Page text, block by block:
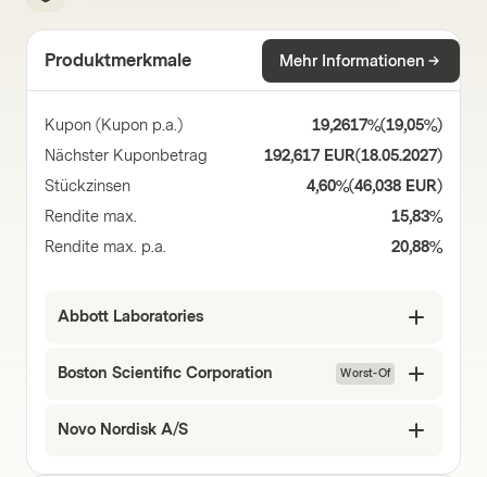
Produktmerkmale Mehr Informationen
Kupon (Kupon p.a.) 19,2617%(19,05%)
Nächster Kuponbetrag
192,617 EUR(18.05.2027)
Stückzinsen
4,60%(46,038 EUR)
Rendite max.
15,83%
Rendite max. p.a.
20,88%
Abbott Laboratories
Boston Scientific Corporation Worst-Of
Novo Nordisk A/S